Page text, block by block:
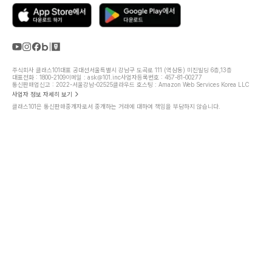
주식회사 클래스101대표 공대선서울특별시 강남구 도곡로 111 (역삼동) 미진빌딩 6층,13층
대표전화 : 1800-2109이메일 : ask@101.inc사업자등록번호 : 457-81-00277
통신판매업신고 : 2022-서울강남-02525클라우드 호스팅 : Amazon Web Services Korea LLC
사업자 정보 자세히 보기
클래스101은 통신판매중개자로서 중개하는 거래에 대하여 책임을 부담하지 않습니다.